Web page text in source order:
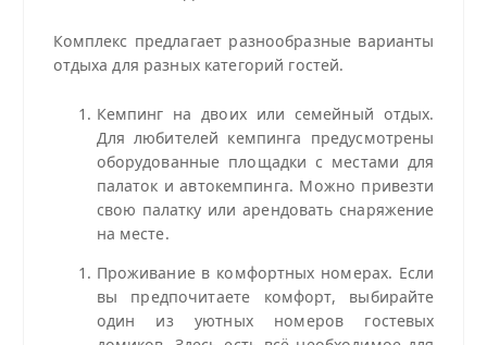
Комплекс предлагает разнообразные варианты
отдыха для разных категорий гостей.
Кемпинг на двоих или семейный отдых.
Для любителей кемпинга предусмотрены
оборудованные площадки с местами для
палаток и автокемпинга. Можно привезти
свою палатку или арендовать снаряжение
на месте.
Проживание в комфортных номерах. Если
вы предпочитаете комфорт, выбирайте
один из уютных номеров гостевых